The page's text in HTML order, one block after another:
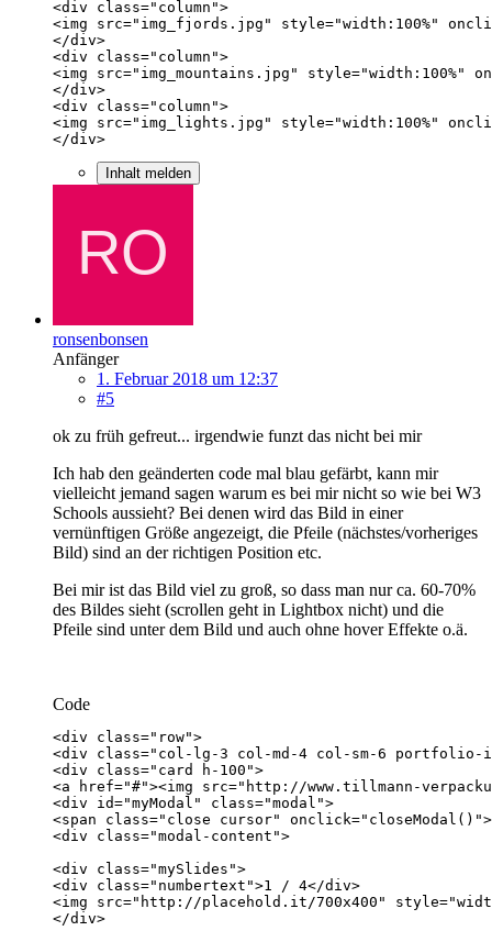
</div>
Inhalt melden
ronsenbonsen
Anfänger
1. Februar 2018 um 12:37
#5
ok zu früh gefreut... irgendwie funzt das nicht bei mir
Ich hab den geänderten code mal blau gefärbt, kann mir
vielleicht jemand sagen warum es bei mir nicht so wie bei W3
Schools aussieht? Bei denen wird das Bild in einer
vernünftigen Größe angezeigt, die Pfeile (nächstes/vorheriges
Bild) sind an der richtigen Position etc.
Bei mir ist das Bild viel zu groß, so dass man nur ca. 60-70%
des Bildes sieht (scrollen geht in Lightbox nicht) und die
Pfeile sind unter dem Bild und auch ohne hover Effekte o.ä.
Code